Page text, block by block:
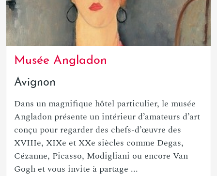
Musée Angladon
Avignon
Dans un magnifique hôtel particulier, le musée
Angladon présente un intérieur d’amateurs d’art
conçu pour regarder des chefs-d’œuvre des
XVIIIe, XIXe et XXe siècles comme Degas,
Cézanne, Picasso, Modigliani ou encore Van
Gogh et vous invite à partage ...